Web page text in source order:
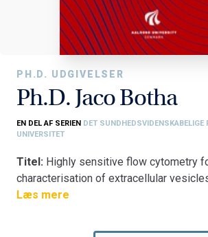
PH.D. UDGIVELSER
Ph.D. Jaco Botha
EN DEL AF SERIEN DET SUNDHEDSVIDENSKABELIGE
UNIVERSITET
Titel: Highly sensitive flow cytometry
characterisation of extracellular
analytical aspects, artefacts, and
Læs mere